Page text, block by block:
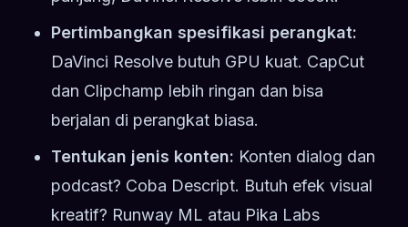
Pertimbangkan spesifikasi perangkat:
DaVinci Resolve butuh GPU kuat. CapCut
dan Clipchamp lebih ringan dan bisa
berjalan di perangkat biasa.
Tentukan jenis konten: Konten dialog dan
podcast? Coba Descript. Butuh efek visual
kreatif? Runway ML atau Pika Labs